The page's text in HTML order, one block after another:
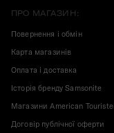
ПРО МАГАЗИН:
Повернення і обмін
Карта магазинів
Оплата і доставка
Історія бренду Samsonite
Магазини American
Договір публічної оферти